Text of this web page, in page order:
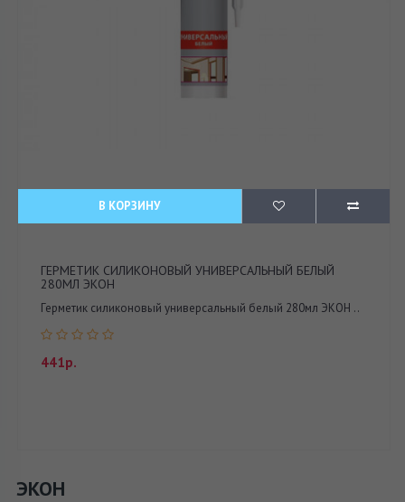
В КОРЗИНУ
ГЕРМЕТИК СИЛИКОНОВЫЙ УНИВЕРСАЛЬНЫЙ БЕЛЫЙ
280МЛ ЭКОН
Герметик силиконовый универсальный белый 280мл ЭКОН ..
441р.
ЭКОН